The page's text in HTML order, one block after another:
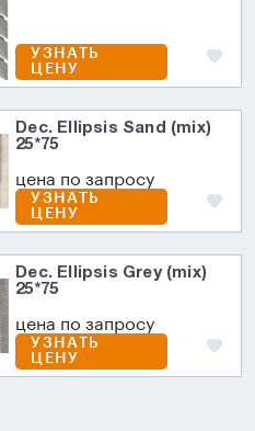
УЗНАТЬ
ЦЕНУ
Dec. Ellipsis Sand (mix)
25*75
цена по запросу
УЗНАТЬ
ЦЕНУ
Dec. Ellipsis Grey (mix)
25*75
цена по запросу
УЗНАТЬ
ЦЕНУ